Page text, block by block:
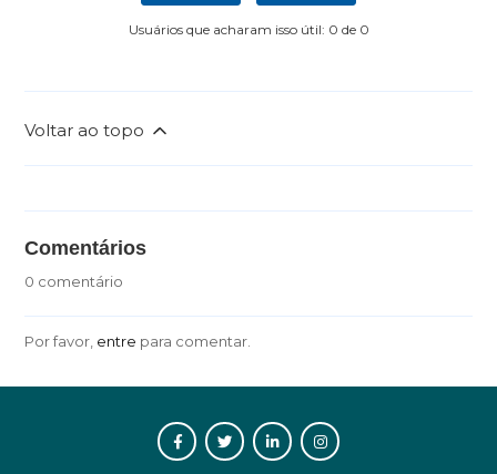
Usuários que acharam isso útil: 0 de 0
Voltar ao topo
Comentários
0 comentário
Por favor, entre para comentar.